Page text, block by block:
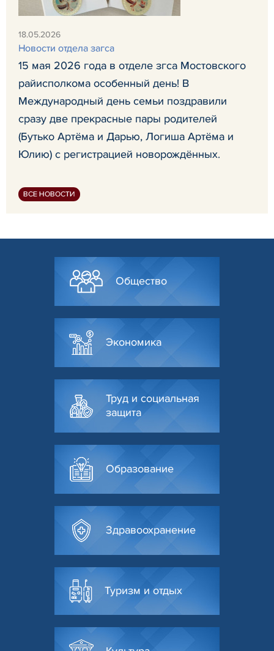
18.05.2026
Новости отдела загса
15 мая 2026 года в отделе згса Мостовского
райисполкома особенный день! В
Международный день семьи поздравили
сразу две прекрасные пары родителей
(Бутько Артёма и Дарью, Логиша Артёма и
Юлию) с регистрацией новорождённых.
ВСЕ НОВОСТИ
Общество
Экономика
Труд и социальная
защита
Образование
Здравоохранение
Туризм и отдых